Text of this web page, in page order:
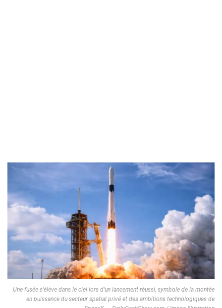
Une fusée s’élève dans le ciel lors d’un lancement réussi, symbole de la montée
en puissance du secteur spatial privé et des ambitions technologiques de